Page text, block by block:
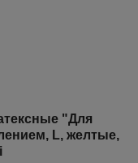
"Для
L, желтые,